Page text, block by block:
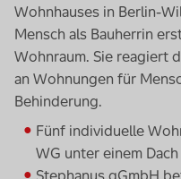
Wohnhauses in Berlin-
Mensch als Bauherrin
Wohnraum. Sie reagiert
an Wohnungen für
Behinderung.
Fünf individuelle
WG unter einem Dach